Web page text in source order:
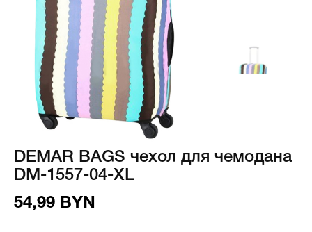
DEMAR BAGS чехол для чемодана
DM-1557-04-XL
54,99 BYN